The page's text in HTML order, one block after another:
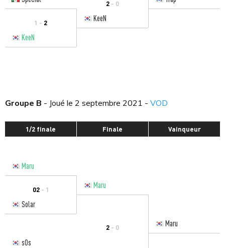
2 - 0
1 - 2
KeeN
KeeN
Groupe B - Joué le 2 septembre 2021 - VOD
1/2 finale Finale Vainqueur
Maru
02- 1
Maru
Solar
2 - 0
Maru
sOs